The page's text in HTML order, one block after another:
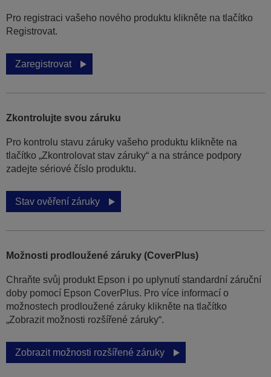
Pro registraci vašeho nového produktu klikněte na tlačítko
Registrovat.
Zaregistrovat
Zkontrolujte svou záruku
Pro kontrolu stavu záruky vašeho produktu klikněte na
tlačítko „Zkontrolovat stav záruky“ a na stránce podpory
zadejte sériové číslo produktu.
Stav ověření záruky
Možnosti prodloužené záruky (CoverPlus)
Chraňte svůj produkt Epson i po uplynutí standardní záruční
doby pomocí Epson CoverPlus. Pro více informací o
možnostech prodloužené záruky klikněte na tlačítko
„Zobrazit možnosti rozšířené záruky“.
Zobrazit možnosti rozšířené záruky